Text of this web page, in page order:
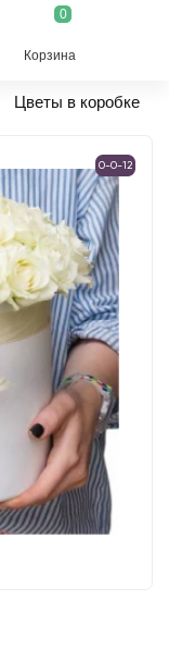
0
Корзина
Цветы в коробке
0-0-12